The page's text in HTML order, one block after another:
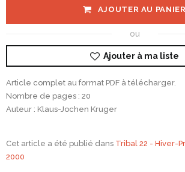
AJOUTER AU PANIER
ou
Ajouter à ma liste
Article complet au format PDF à télécharger.
Nombre de pages : 20
Auteur : Klaus-Jochen Kruger
Cet article a été publié dans Tribal 22 - Hiver-
2000